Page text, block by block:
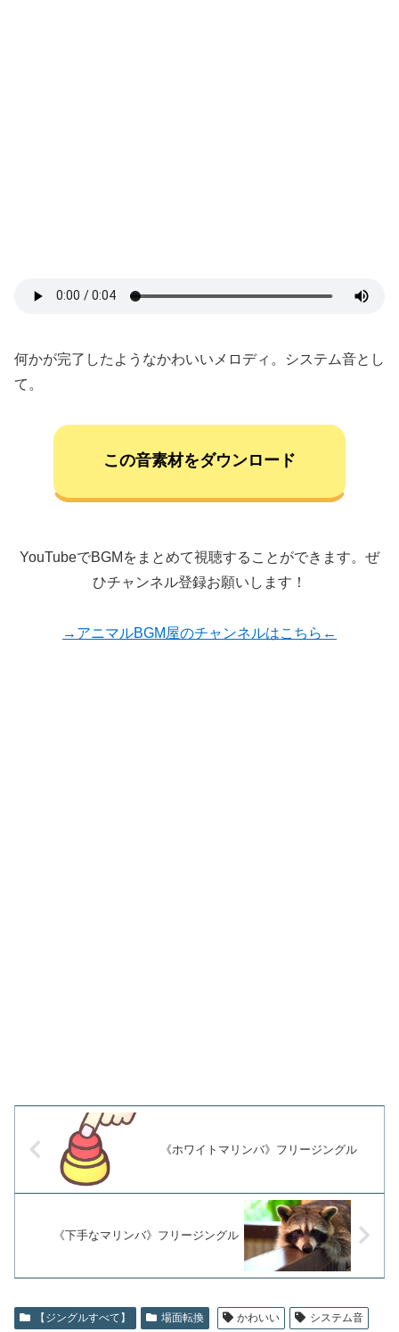
何かが完了したようなかわいいメロディ。システム音とし
て。
この音素材をダウンロード
YouTubeでBGMをまとめて視聴することができます。ぜ
ひチャンネル登録お願いします！
→アニマルBGM屋のチャンネルはこちら←
《ホワイトマリンバ》フリージングル
《下手なマリンバ》フリージングル
【ジングルすべて】 場面転換 かわいい
システム音